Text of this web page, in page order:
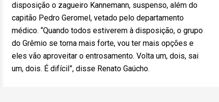
disposição o zagueiro Kannemann, suspenso, além do
capitão Pedro Geromel, vetado pelo departamento
médico. “Quando todos estiverem à disposição, o grupo
do Grêmio se torna mais forte, vou ter mais opções e
eles vão aproveitar o entrosamento. Volta um, dois, sai
um, dois. É difícil”, disse Renato Gaúcho.